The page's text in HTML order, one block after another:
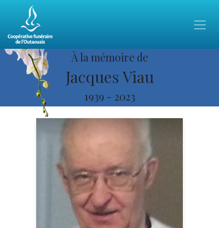
À la mémoire de
Jacques Viau
1939 - 2023